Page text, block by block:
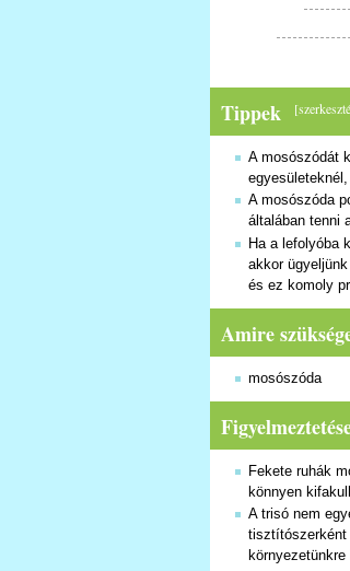
[
Tippek
A mosószódát
A mosószóda
általában tenni
Ha a lefolyóba
akkor
és ez komoly
Amire
mosószóda
Fekete ruhák
könnyen
A trisó nem
tisztítószerként